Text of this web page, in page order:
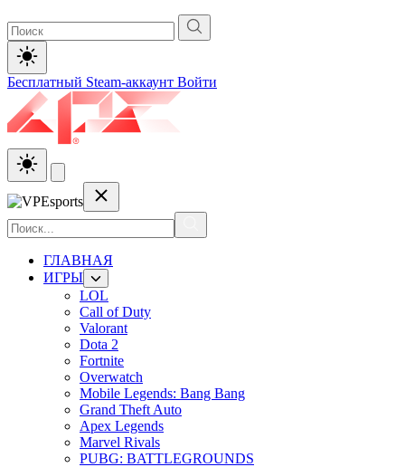
Бесплатный Steam-аккаунт Войти
ГЛАВНАЯ
ИГРЫ
LOL
Call of Duty
Valorant
Dota 2
Fortnite
Overwatch
Mobile Legends: Bang Bang
Grand Theft Auto
Apex Legends
Marvel Rivals
PUBG: BATTLEGROUNDS